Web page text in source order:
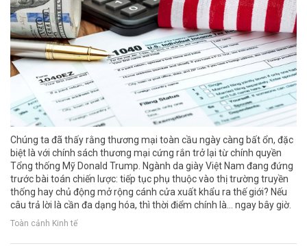
Chúng ta đã thấy rằng thương mại toàn cầu ngày càng bất ổn, đặc
biệt là với chính sách thương mại cứng rắn trở lại từ chính quyền
Tổng thống Mỹ Donald Trump. Ngành da giày Việt Nam đang đứng
trước bài toán chiến lược: tiếp tục phụ thuộc vào thị trường truyền
thống hay chủ động mở rộng cánh cửa xuất khẩu ra thế giới? Nếu
câu trả lời là cần đa dạng hóa, thì thời điểm chính là... ngay bây giờ.
Toàn cảnh Kinh tế